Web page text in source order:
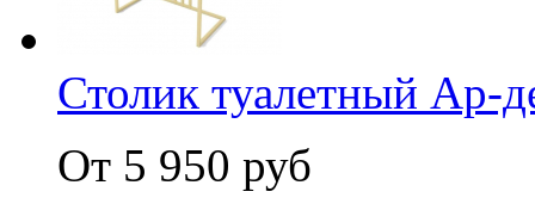
Столик туалетный Ар-
От 5 950 руб